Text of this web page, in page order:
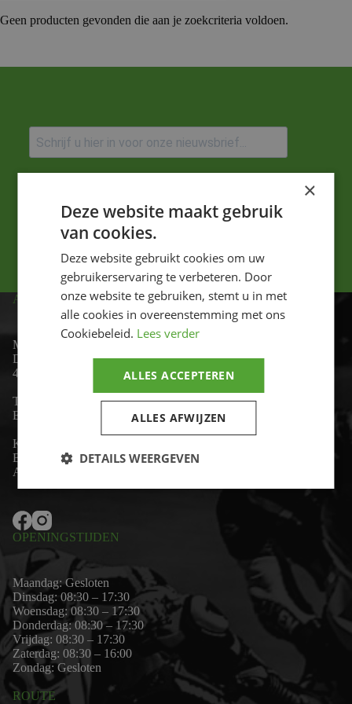
Geen producten gevonden die aan je zoekcriteria voldoen.
Versturen
ADRES
Motor-id
De Lind 17
4841 KC Prinsenbeek
Telefoon:
+31 (0)76 - 54 11 888
Email:
wim@motor-id.nl
K.v.K: 80530338
B.T.W-nummer: NL861703947B01
Algemene voorwaarden
OPENINGSTIJDEN
Maandag: Gesloten
Dinsdag: 08:30 – 17:30
Woensdag: 08:30 – 17:30
Donderdag: 08:30 – 17:30
Vrijdag: 08:30 – 17:30
Zaterdag: 08:30 – 16:00
Zondag: Gesloten
ROUTE
×
Deze website maakt gebruik
van cookies.
Deze website gebruikt cookies om uw
gebruikerservaring te verbeteren. Door
onze website te gebruiken, stemt u in met
alle cookies in overeenstemming met ons
Cookiebeleid. Lees verder
ALLES ACCEPTEREN
ALLES AFWIJZEN
DETAILS WEERGEVEN